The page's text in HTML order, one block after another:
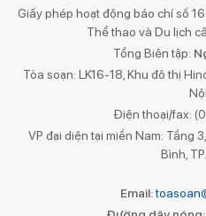
Giấy phép hoạt động báo chí số
Thể thao và Du lịch
Tổng Biên tập:
Tòa soạn: LK16-18, Khu đô thị
Nội
Điện thoại/fax:
VP đại diện tại miền Nam: Tầng
Bình,
Email: